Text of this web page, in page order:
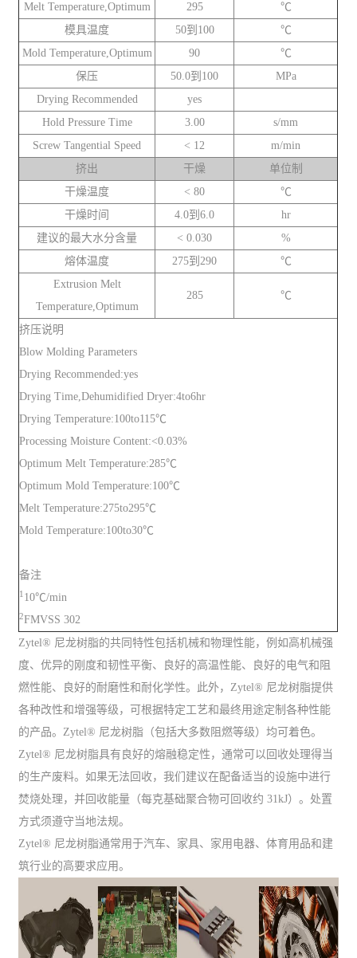
Melt Temperature,Optimum
295
℃
模具温度
50到100
℃
Mold Temperature,Optimum
90
℃
保压
50.0到100
MPa
Drying Recommended
yes
Hold Pressure Time
3.00
s/mm
Screw Tangential Speed
< 12
m/min
挤出
干燥
单位制
干燥温度
< 80
℃
干燥时间
4.0到6.0
hr
建议的最大水分含量
< 0.030
%
熔体温度
275到290
℃
Extrusion Melt
Temperature,Optimum
285 ℃
挤压说明
Blow Molding Parameters
Drying Recommended:yes
Drying Time,Dehumidified Dryer:4to6hr
Drying Temperature:100to115℃
Processing Moisture Content:<0.03%
Optimum Melt Temperature:285℃
Optimum Mold Temperature:100℃
Melt Temperature:275to295℃
Mold Temperature:100to30℃
备注
1 10℃/min
2FMVSS 302
Zytel® 尼龙树脂的共同特性包括机械和物理性能，例如高机械强
度、优异的刚度和韧性平衡、良好的高温性能、良好的电气和阻
燃性能、良好的耐磨性和耐化学性。此外，Zytel® 尼龙树脂提供
各种改性和增强等级，可根据特定工艺和最终用途定制各种性能
的产品。Zytel® 尼龙树脂（包括大多数阻燃等级）均可着色。
Zytel® 尼龙树脂具有良好的熔融稳定性，通常可以回收处理得当
的生产废料。如果无法回收，我们建议在配备适当的设施中进行
焚烧处理，并回收能量（每克基础聚合物可回收约 31kJ）。处置
方式须遵守当地法规。
Zytel® 尼龙树脂通常用于汽车、家具、家用电器、体育用品和建
筑行业的高要求应用。